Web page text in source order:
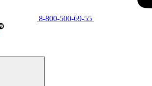
8-800-500-69-55